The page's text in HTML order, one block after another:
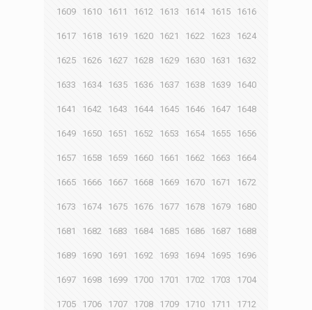
1609 1610 1611 1612 1613 1614 1615 1616
1617 1618 1619 1620 1621 1622 1623 1624
1625 1626 1627 1628 1629 1630 1631 1632
1633 1634 1635 1636 1637 1638 1639 1640
1641 1642 1643 1644 1645 1646 1647 1648
1649 1650 1651 1652 1653 1654 1655 1656
1657 1658 1659 1660 1661 1662 1663 1664
1665 1666 1667 1668 1669 1670 1671 1672
1673 1674 1675 1676 1677 1678 1679 1680
1681 1682 1683 1684 1685 1686 1687 1688
1689 1690 1691 1692 1693 1694 1695 1696
1697 1698 1699 1700 1701 1702 1703 1704
1705 1706 1707 1708 1709 1710 1711 1712